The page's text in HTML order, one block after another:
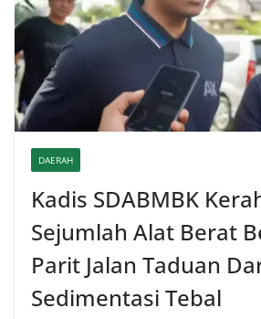
DAERAH
Kadis SDABMBK
Sejumlah Alat Berat
Parit Jalan Taduan
Sedimentasi Tebal